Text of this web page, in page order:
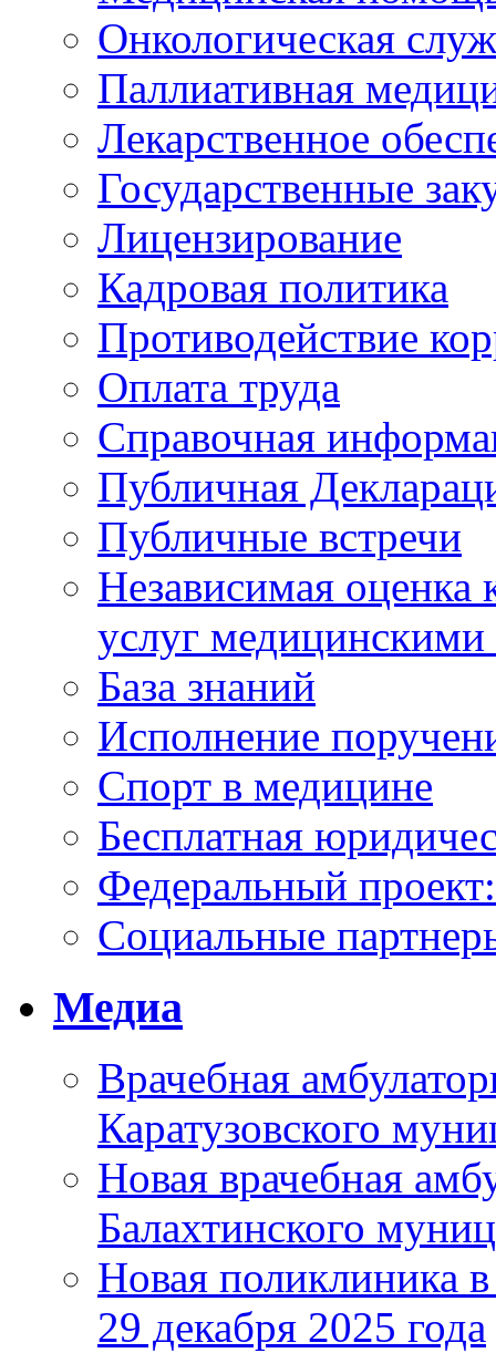
Онкологическая
Паллиативная
Лекарственное
Государственные
Лицензирование
Кадровая политика
Противодействие
Оплата труда
Справочная
Публичная
Публичные встречи
Независимая оценка
услуг
База знаний
Исполнение
Спорт в медицине
Бесплатная
Федеральный
Социальные
Медиа
Врачебная
Каратузовского
Новая врачебная
Балахтинского
Новая поликлиника
29 декабря 2025 года